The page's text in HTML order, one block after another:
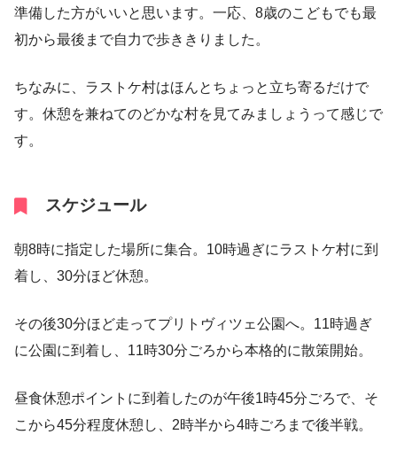
準備した方がいいと思います。一応、8歳のこどもでも最
初から最後まで自力で歩ききりました。
ちなみに、ラストケ村はほんとちょっと立ち寄るだけで
す。休憩を兼ねてのどかな村を見てみましょうって感じで
す。
スケジュール
朝8時に指定した場所に集合。10時過ぎにラストケ村に到
着し、30分ほど休憩。
その後30分ほど走ってプリトヴィツェ公園へ。11時過ぎ
に公園に到着し、11時30分ごろから本格的に散策開始。
昼食休憩ポイントに到着したのが午後1時45分ごろで、そ
こから45分程度休憩し、2時半から4時ごろまで後半戦。